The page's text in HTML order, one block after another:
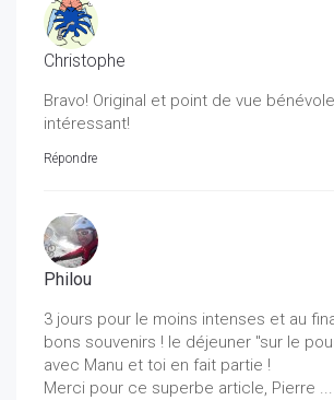
Christophe
Bravo! Original et point de vue
intéressant!
Répondre
Philou
3 jours pour le moins intenses et au
bons souvenirs ! le déjeuner "sur le
avec Manu et toi en fait partie !
Merci pour ce superbe article, Pierre